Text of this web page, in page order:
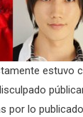
estuvo
por lo